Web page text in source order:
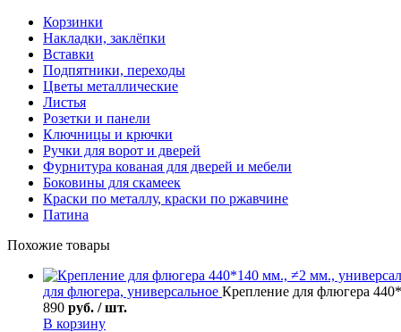
Корзинки
Накладки, заклёпки
Вставки
Подпятники, переходы
Цветы металлические
Листья
Розетки и панели
Ключницы и крючки
Ручки для ворот и дверей
Фурнитура кованая для дверей и мебели
Боковины для скамеек
Краски по металлу, краски по ржавчине
Патина
Похожие товары
для флюгера, универсальное Крепление для флюгера
890 руб. / шт.
В корзину